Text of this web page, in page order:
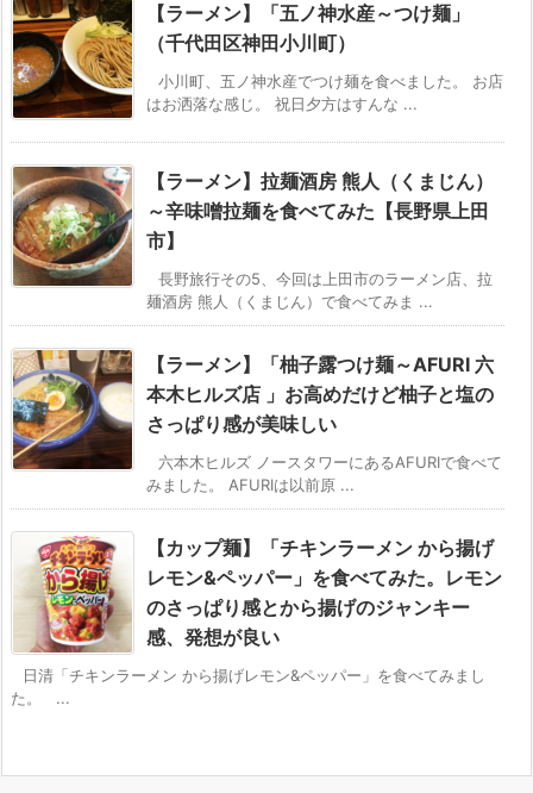
【ラーメン】「五ノ神水産～つけ麺」
（千代田区神田小川町）
小川町、五ノ神水産でつけ麺を食べました。 お店
はお洒落な感じ。 祝日夕方はすんな ...
【ラーメン】拉麺酒房 熊人（くまじん）
～辛味噌拉麺を食べてみた【長野県上田
市】
長野旅行その5、今回は上田市のラーメン店、拉
麺酒房 熊人（くまじん）で食べてみま ...
【ラーメン】「柚子露つけ麺～AFURI 六
本木ヒルズ店 」お高めだけど柚子と塩の
さっぱり感が美味しい
六本木ヒルズ ノースタワーにあるAFURIで食べて
みました。 AFURIは以前原 ...
【カップ麺】「チキンラーメン から揚げ
レモン&ペッパー」を食べてみた。レモン
のさっぱり感とから揚げのジャンキー
感、発想が良い
日清「チキンラーメン から揚げレモン&ペッパー」を食べてみまし
た。 ...